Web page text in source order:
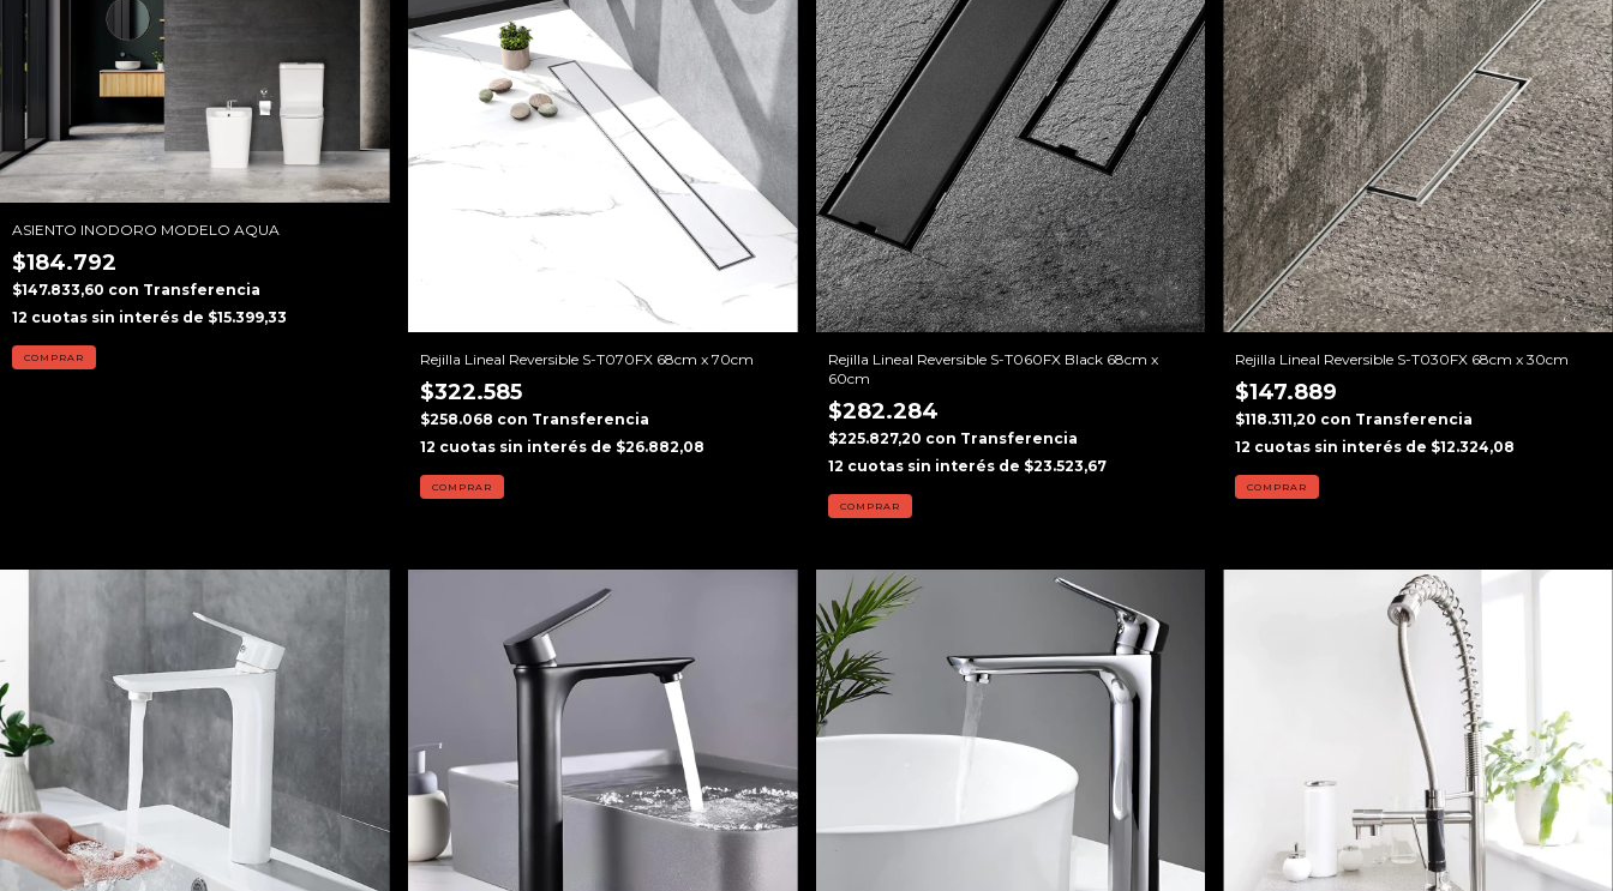
ASIENTO INODORO MODELO AQUA
$184.792
$147.833,60 con Transferencia
12 cuotas sin interés de $15.399,33
COMPRAR Rejilla Lineal Reversible S-T070FX 68cm x 70cm
$322.585
$258.068 con Transferencia
12 cuotas sin interés de $26.882,08
Rejilla Lineal Reversible S-T060FX Black 68cm x
60cm
$282.284
$225.827,20 con Transferencia
12 cuotas sin interés de $23.523,67
Rejilla Lineal Reversible S-T030FX 68cm x 30cm
$147.889
$118.311,20 con Transferencia
12 cuotas sin interés de $12.324,08